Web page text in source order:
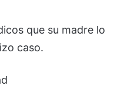
que su madre lo
caso.